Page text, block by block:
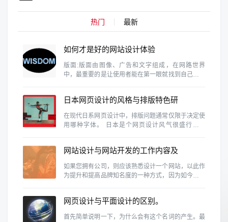
热门 最新
如何才是好的网站设计体验
版面:版面由图像、广告和文字组成，在网路世界
中，最重要的是让使用者能在第一眼就找到自己需要
日本网页设计的风格与排版特色研
究
在现代日系网页设计中，排版问题通常仅限于决定使
用哪种字体。 日本是个网页设计风气很盛行的国
因此日本的网页设计的具有参考价值
网站设计与网站开发的工作内容及
区别有那些？
如果您拥有公司，则应该熟悉设计一个网站，以此作
为提升和提高品牌知名度的一种方式，因为如今，商
网页设计与平面设计的区别。
首先简单说明一下，为什么会有这个名词的产生。最